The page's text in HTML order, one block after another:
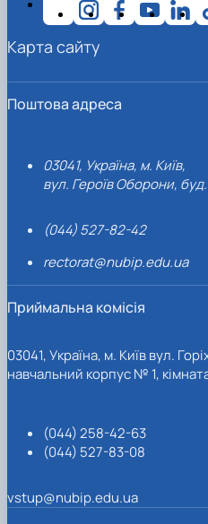
Поштова адреса
03041, Україна, м. Київ,
вул. Героїв Оборони, буд.
(044) 527-82-42
rectorat@nubip.edu.ua
Приймальна комісія
03041, Україна, м. Київ вул.
навчальний корпус № 1,
(044) 258-42-63
(044) 527-83-08
vstup@nubip.edu.ua
Карта сайту